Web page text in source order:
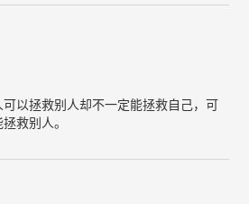
以拯救别人却不一定能拯救自己，可
救别人。